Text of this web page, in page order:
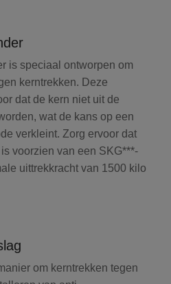
is speciaal ontworpen om
kerntrekken. Deze
dat de kern niet uit de
wat de kans op een
verkleint. Zorg ervoor dat
voorzien van een SKG***-
uittrekkracht van 1500 kilo
om kerntrekken tegen